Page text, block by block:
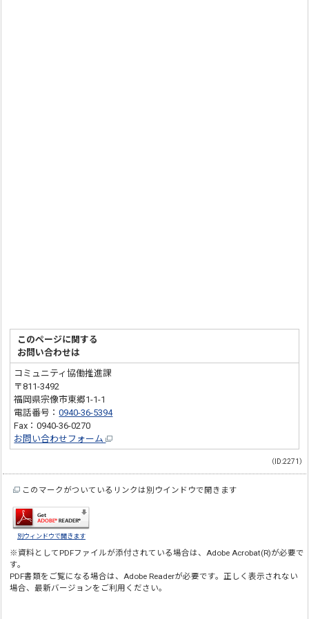
このページに関する
お問い合わせは
コミュニティ協働推進課
〒811-3492
福岡県宗像市東郷1-1-1
電話番号：0940-36-5394
Fax：0940-36-0270
お問い合わせフォーム
（ID:2271）
このマークがついているリンクは別ウインドウで開きます
別ウィンドウで開きます
※資料としてPDFファイルが添付されている場合は、 Adobe Acrobat(R)が必要で
す。
PDF書類をご覧になる場合は、 Adobe Readerが必要です。正しく表示されない
場合、最新バージョンをご利用ください。